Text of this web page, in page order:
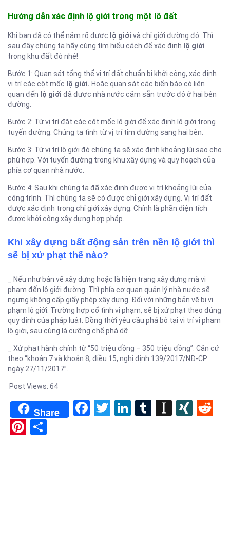
Hướng dẫn xác định lộ giới trong một lô đất
Khi bạn đã có thể nắm rõ được lộ giới và chỉ giới đường đỏ. Thì
sau đây chúng ta hãy cùng tìm hiểu cách để xác định lộ giới
trong khu đất đó nhé!
Bước 1: Quan sát tổng thể vị trí đất chuẩn bị khởi công, xác định
vị trí các cột mốc lộ giới. Hoặc quan sát các biển báo có liên
quan đến lộ giới đã được nhà nước cắm sẵn trước đó ở hai bên
đường.
Bước 2: Từ vị trí đặt các cột mốc lộ giới để xác định lộ giới trong
tuyến đường. Chúng ta tình từ vị trí tim đường sang hai bên.
Bước 3: Từ vị trí lộ giới đó chúng ta sẽ xác định khoảng lùi sao cho
phù hợp. Với tuyến đường trong khu xây dựng và quy hoạch của
phía cơ quan nhà nước.
Bước 4: Sau khi chúng ta đã xác định được vị trí khoảng lùi của
công trình. Thì chúng ta sẽ có được chỉ giới xây dựng. Vị trí đất
được xác định trong chỉ giới xây dựng. Chính là phần diện tích
được khởi công xây dựng hợp pháp.
Khi xây dựng bất động sản trên nền lộ giới thì
sẽ bị xử phạt thế nào?
_ Nếu như bản vẽ xây dựng hoặc là hiện trạng xây dựng mà vi
phạm đến lộ giới đường. Thì phía cơ quan quản lý nhà nước sẽ
ngưng không cấp giấy phép xây dựng. Đối với những bản vẽ bị vi
phạm lộ giới. Trường hợp cố tình vi phạm, sẽ bị xử phạt theo đúng
quy định của pháp luật. Đồng thời yêu cầu phá bỏ tại vị trí vi phạm
lộ giới, sau cùng là cưỡng chế phá dỡ.
_ Xử phạt hành chính từ “50 triệu đồng – 350 triệu đồng”. Căn cứ
theo “khoản 7 và khoản 8, điều 15, nghị định 139/2017/NĐ-CP
ngày 27/11/2017”.
Post Views: 64
Share Facebook
TwitterLinkedIn
Tumblr
Pinterest